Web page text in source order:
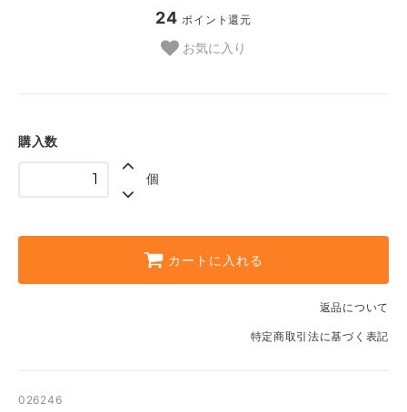
24 ポイント還元
お気に入り
購入数
個
カートに入れる
返品について
特定商取引法に基づく表記
026246